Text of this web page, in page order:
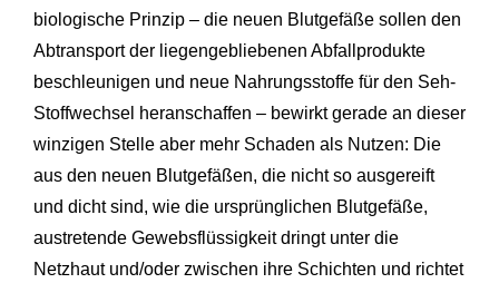
biologische Prinzip – die neuen Blutgefäße sollen den
Abtransport der liegengebliebenen Abfallprodukte
beschleunigen und neue Nahrungsstoffe für den Seh-
Stoffwechsel heranschaffen – bewirkt gerade an dieser
winzigen Stelle aber mehr Schaden als Nutzen: Die
aus den neuen Blutgefäßen, die nicht so ausgereift
und dicht sind, wie die ursprünglichen Blutgefäße,
austretende Gewebsflüssigkeit dringt unter die
Netzhaut und/oder zwischen ihre Schichten und richtet